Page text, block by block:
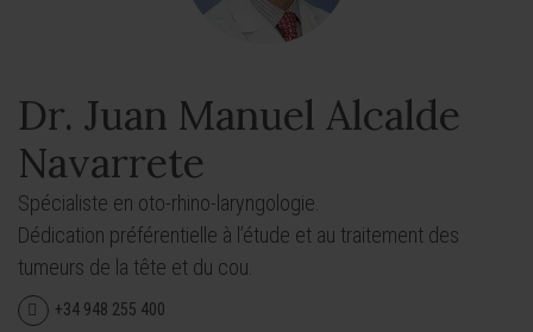
Dr. Juan Manuel Alcalde
Navarrete
Spécialiste en oto-rhino-laryngologie.
Dédication préférentielle à l’étude et au traitement des
tumeurs de la tête et du cou.
+34 948 255 400